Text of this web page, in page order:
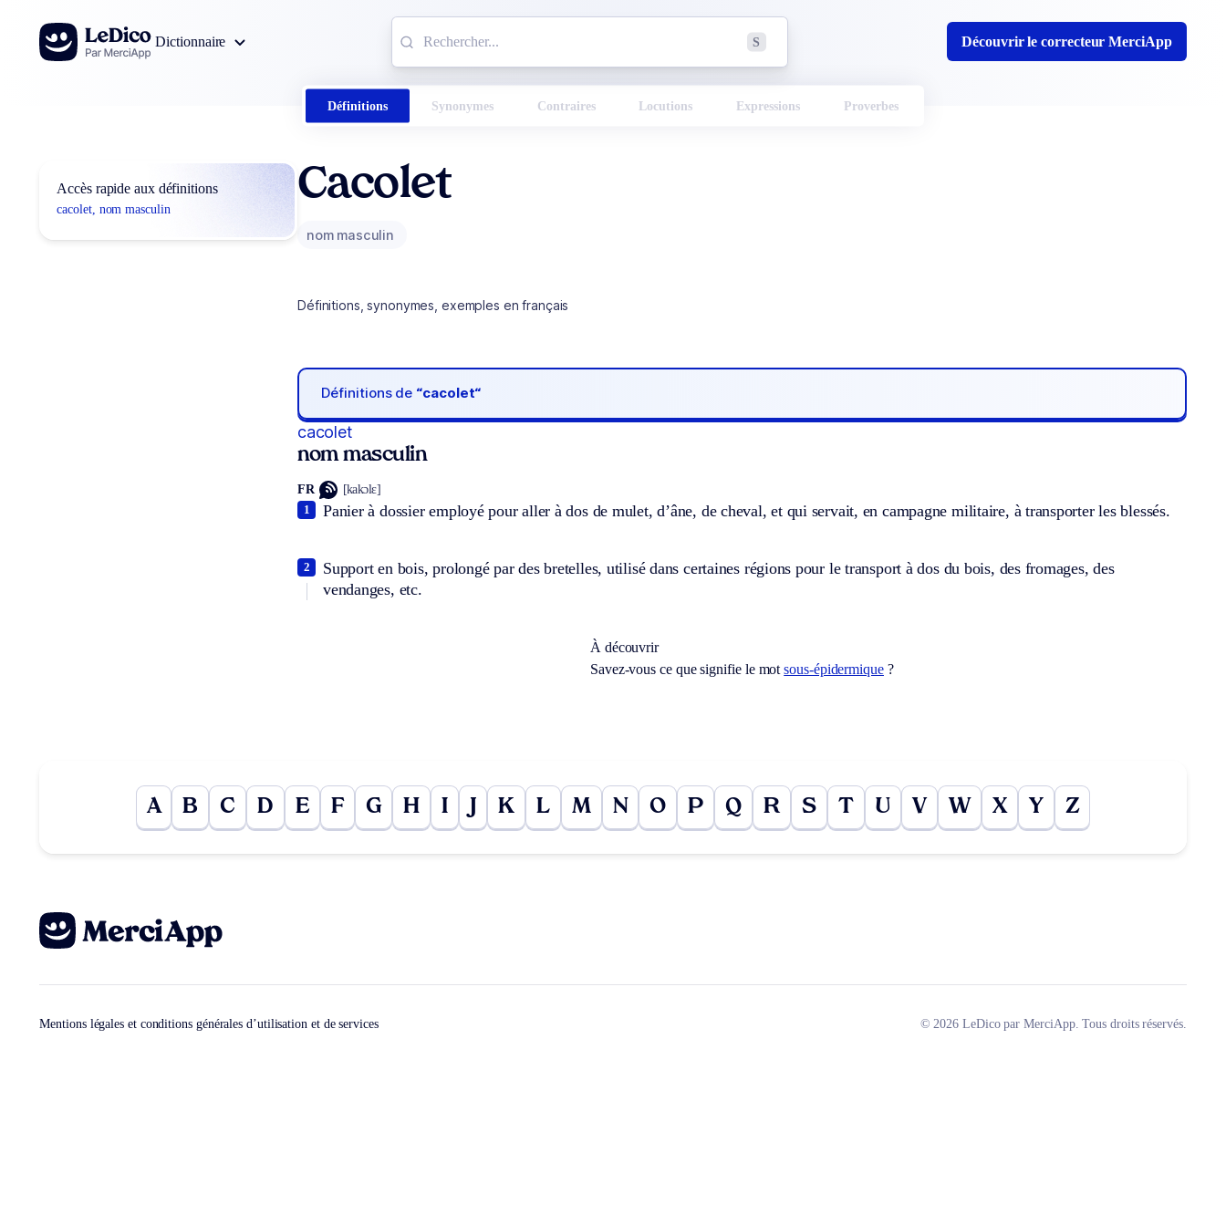
Aller au contenu
Dictionnaire
S Découvrir le correcteur MerciApp
Définitions Synonymes Contraires Locutions Expressions Proverbes
Accès rapide aux définitions
cacolet, nom masculin
Cacolet
nom masculin
Définitions, synonymes, exemples en français
Définitions de “cacolet“
cacolet
nom masculin
FR [kakɔlɛ]
Panier à dossier employé pour aller à dos de mulet, d’âne, de cheval, et qui servait, en campagne militaire, à transporter les blessés.
1
Support en bois, prolongé par des bretelles, utilisé dans certaines régions pour le transport à dos du bois, des fromages, des
vendanges, etc.
2
À découvrir
Savez-vous ce que signifie le motsous-épidermique?
A B C D E F G H I K L M N O P Q R S T U V W X Y Z
Mentions légales et conditions générales d’utilisation et de services © 2026 LeDico par MerciApp. Tous droits réservés.